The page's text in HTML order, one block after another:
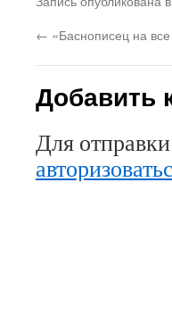
(Открывается
новом
окне)
на
(Открывается
в
окне)
новом
окне)
← «Баснописец на
Добавить
Для